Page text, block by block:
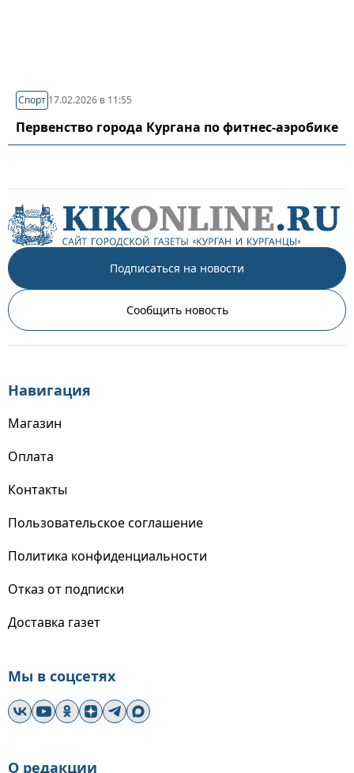
Спорт 17.02.2026 в 11:55
Первенство города Кургана по фитнес-аэробике
Подписаться на новости
Сообщить новость
Навигация
Магазин
Оплата
Контакты
Пользовательское соглашение
Политика конфиденциальности
Отказ от подписки
Доставка газет
Мы в соцсетях
О редакции